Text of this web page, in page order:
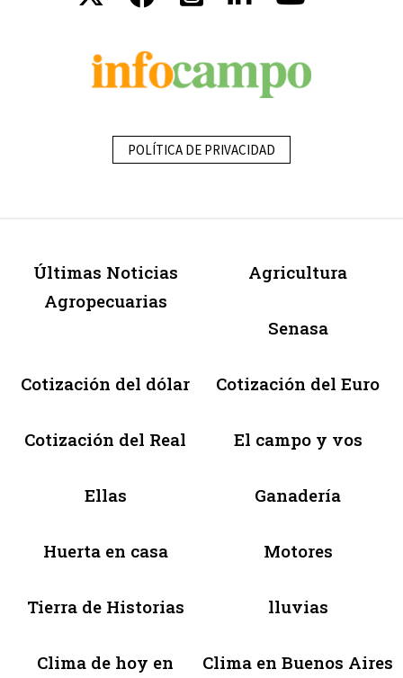
POLÍTICA DE PRIVACIDAD
Últimas Noticias
Agropecuarias
Agricultura
Senasa
Cotización del dólar Cotización del Euro
Cotización del Real El campo y vos
Ellas Ganadería
Huerta en casa Motores
Tierra de Historias lluvias
Clima de hoy en
Clima en Buenos Aires